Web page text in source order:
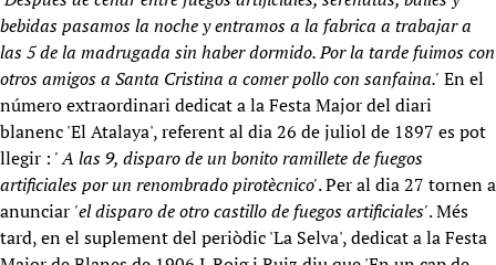
bebidas pasamos la noche y entramos a la fabrica a trabajar a
las 5 de la madrugada sin haber dormido. Por la tarde fuimos con
otros amigos a Santa Cristina a comer pollo con sanfaina.' En el
número extraordinari dedicat a la Festa Major del diari
blanenc 'El Atalaya', referent al dia 26 de juliol de 1897 es pot
llegir : ' A las 9, disparo de un bonito ramillete de fuegos
artificiales por un renombrado pirotècnico'. Per al dia 27 tornen a
anunciar 'el disparo de otro castillo de fuegos artificiales'. Més
tard, en el suplement del periòdic 'La Selva', dedicat a la Festa